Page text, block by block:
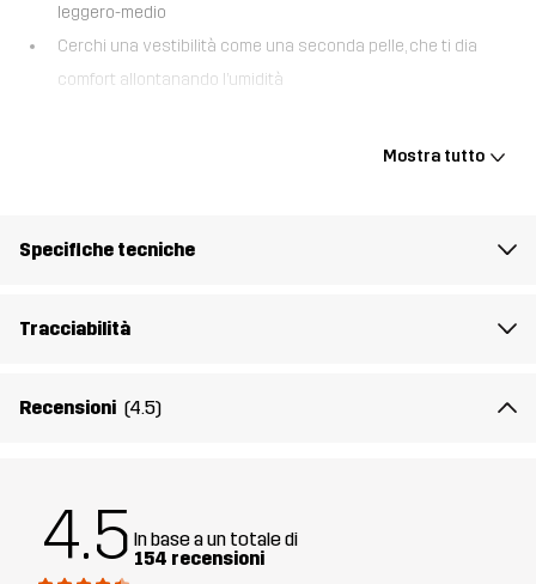
leggero-medio
Cerchi una vestibilità come una seconda pelle, che ti dia
comfort allontanando l’umidità
è concepito per le attività outdoor moderate. Realizzato in tessuto
avventura.
Materiale
Peso 120g per una taglia M
Mostra tutto
Specifiche tecniche
Tracciabilità
Recensioni (4.5)
4.5 In base a un totale di
154 recensioni